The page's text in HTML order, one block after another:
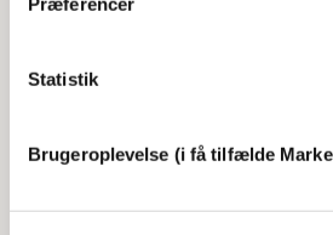
Statistik
Brugeroplevelse (i få tilfælde
Frederiksberg
Julius Thomsens Plads